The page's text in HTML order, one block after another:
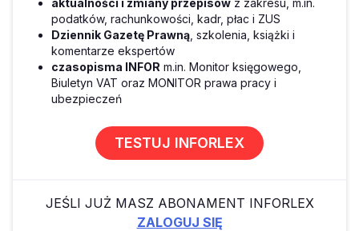
podatków, rachunkowości, kadr, płac i ZUS
Dziennik Gazetę Prawną , szkolenia, książki i
komentarze ekspertów
czasopisma INFOR m.in. Monitor księgowego,
Biuletyn VAT oraz MONITOR prawa pracy i
ubezpieczeń
TESTUJ INFORLEX
JEŚLI JUŻ MASZ ABONAMENT INFORLEX
ZALOGUJ SIĘ